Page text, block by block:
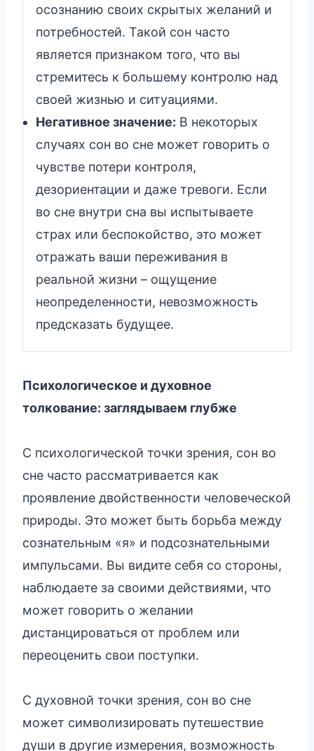
осознанию своих скрытых желаний и
потребностей. Такой сон часто
является признаком того, что вы
стремитесь к большему контролю над
своей жизнью и ситуациями.
Негативное значение: В некоторых
случаях сон во сне может говорить о
чувстве потери контроля,
дезориентации и даже тревоги. Если
во сне внутри сна вы испытываете
страх или беспокойство, это может
отражать ваши переживания в
реальной жизни – ощущение
неопределенности, невозможность
предсказать будущее.
Психологическое и духовное
толкование: заглядываем глубже
С психологической точки зрения, сон во
сне часто рассматривается как
проявление двойственности человеческой
природы. Это может быть борьба между
сознательным «я» и подсознательными
импульсами. Вы видите себя со стороны,
наблюдаете за своими действиями, что
может говорить о желании
дистанцироваться от проблем или
переоценить свои поступки.
С духовной точки зрения, сон во сне
может символизировать путешествие
души в другие измерения, возможность